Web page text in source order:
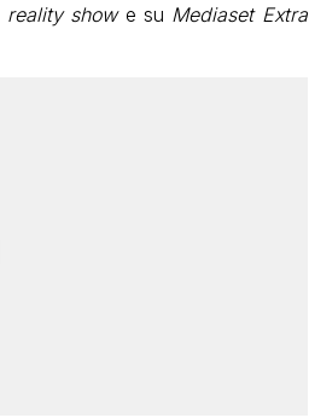
reality showe su Mediaset Extra